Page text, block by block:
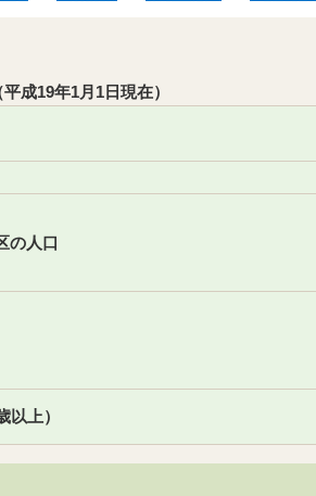
成19年1月1日現在）
の人口
以上）